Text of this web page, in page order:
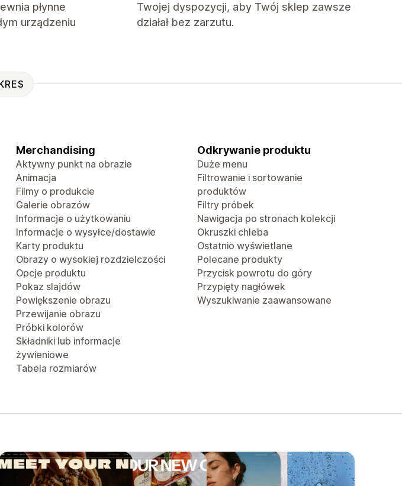
płynne
urządzeniu
Twojej dyspozycji, aby Twój sklep zawsze
działał bez zarzutu.
Merchandising
Aktywny punkt na obrazie
Animacja
Filmy o produkcie
Galerie obrazów
Informacje o użytkowaniu
Informacje o wysyłce/dostawie
Karty produktu
Obrazy o wysokiej rozdzielczości
Opcje produktu
Pokaz slajdów
Powiększenie obrazu
Przewijanie obrazu
Próbki kolorów
Składniki lub informacje
żywieniowe
Tabela rozmiarów
Odkrywanie produktu
Duże menu
Filtrowanie i sortowanie
produktów
Filtry próbek
Nawigacja po stronach kolekcji
Okruszki chleba
Ostatnio wyświetlane
Polecane produkty
Przycisk powrotu do góry
Przypięty nagłówek
Wyszukiwanie zaawansowane